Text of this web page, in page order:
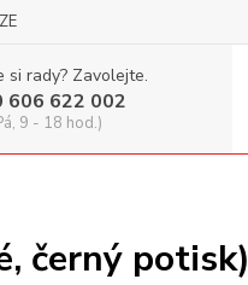
si rady? Zavolejte.
606 622 002
9 - 18 hod.)
černý potisk)